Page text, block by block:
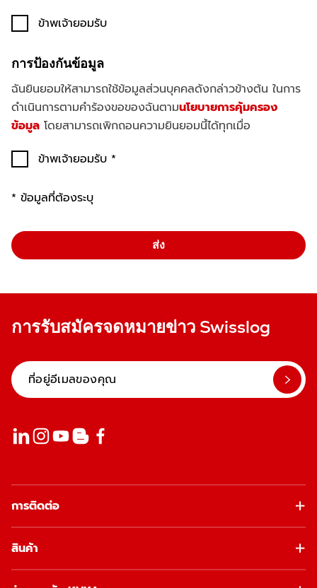
ข้าพเจ้ายอมรับ
การป้องกันข้อมูล
ฉันยินยอมให้สามารถใช้ข้อมูลส่วนบุคคลดังกล่าวข้างต้น ในการ
ดำเนินการตามคำร้องขอของฉันตามนโยบายการคุ้มครอง
ข้อมูล โดยสามารถเพิกถอนความยินยอมนี้ได้ทุกเมื่อ
ข้าพเจ้ายอมรับ
* ข้อมูลที่ต้องระบุ
ส่ง
การรับสมัครจดหมายข่าว Swisslog
การติดต่อ
สินค้า